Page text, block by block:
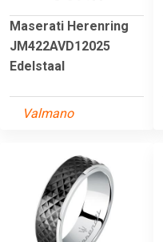
Maserati Herenring
JM422AVD12025
Edelstaal
Valmano